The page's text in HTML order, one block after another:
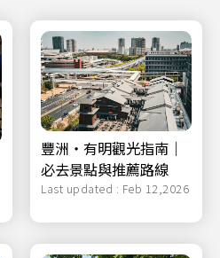
豐洲・有明觀光指南｜
必去景點與推薦路線
Last updated : Feb 12,2026